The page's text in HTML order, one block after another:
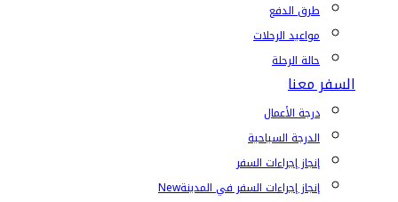
طرق الدفع
مواعيد الرحلات
حالة الرحلة
السفر معنا
درجة الأعمال
الدرجة السياحية
إنجاز إجراءات السفر
إنجاز إجراءات السفر في المدينةNew